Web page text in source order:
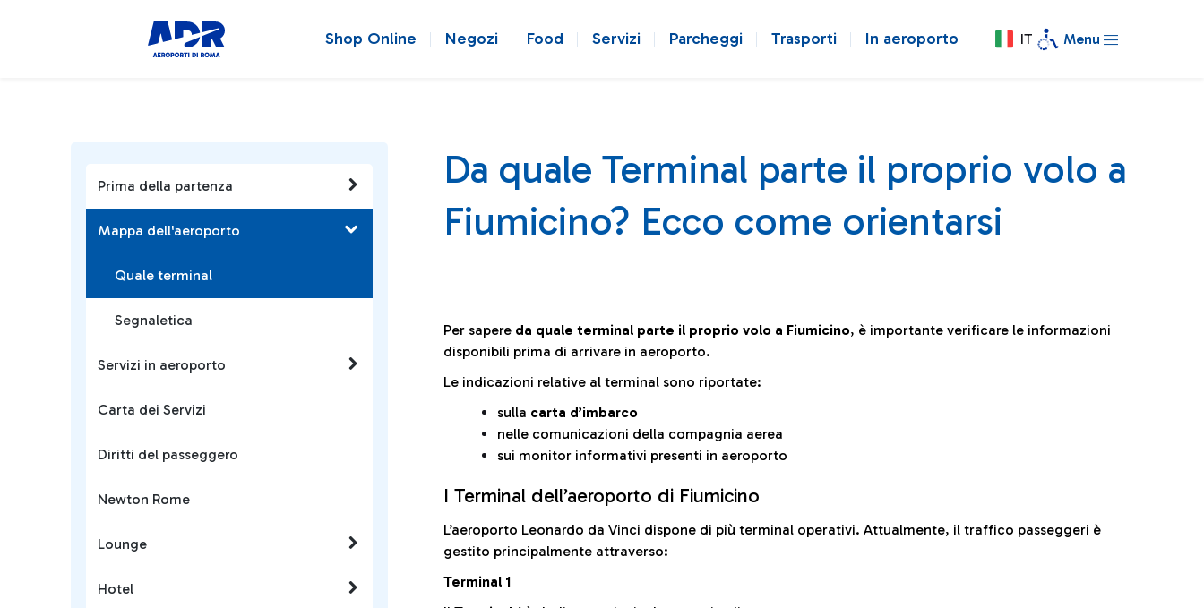
Shop Online Negozi Food Servizi Parcheggi Trasporti In aeroporto IT Menu
Prima della partenza
Mappa dell'aeroporto
Quale terminal
Segnaletica
Servizi in aeroporto
Carta dei Servizi
Diritti del passeggero
Newton Rome
Lounge
Hotel
Da quale Terminal parte il proprio volo a
Fiumicino? Ecco come orientarsi
Per sapere da quale terminal parte il proprio volo a Fiumicino, è importante verificare le informazioni
disponibili prima di arrivare in aeroporto.
Le indicazioni relative al terminal sono riportate:
sulla carta d’imbarco
nelle comunicazioni della compagnia aerea
sui monitor informativi presenti in aeroporto
I Terminal dell’aeroporto di Fiumicino
L’aeroporto Leonardo da Vinci dispone di più terminal operativi. Attualmente, il traffico passeggeri è
gestito principalmente attraverso:
Terminal 1